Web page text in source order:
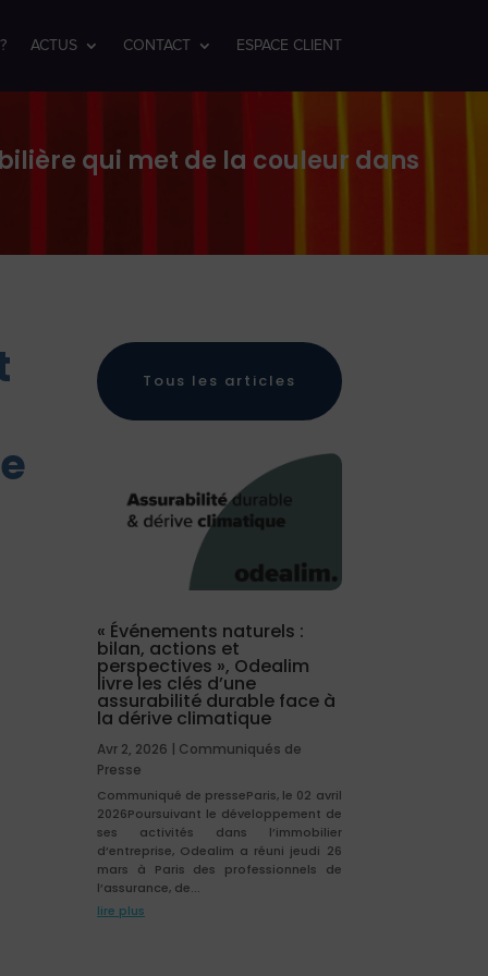
ACTUS CONTACT ESPACE CLIENT
qui met de la couleur dans
Tous les articles
« Événements naturels :
bilan, actions et
perspectives », Odealim
livre les clés d’une
assurabilité durable face à
la dérive climatique
Avr 2, 2026 | Communiqués de
Presse
Communiqué de presseParis, le 02 avril
2026Poursuivant le développement de
ses activités dans l’immobilier
d’entreprise, Odealim a réuni jeudi 26
mars à Paris des professionnels de
l’assurance, de...
lire plus